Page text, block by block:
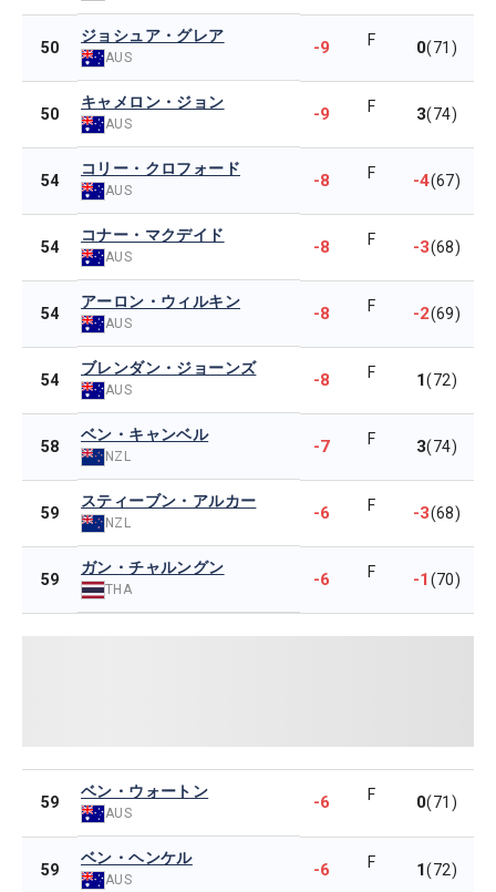
50
ジョシュア・グレア
AUS -9 F 0(71)
50
キャメロン・ジョン
AUS -9 F 3(74)
54
コリー・クロフォード
AUS -8 F -4(67)
54
コナー・マクデイド
AUS -8 F -3(68)
54
アーロン・ウィルキン
AUS -8 F -2(69)
54
ブレンダン・ジョーンズ
AUS -8 F 1(72)
58
ベン・キャンベル
NZL -7 F 3(74)
59
スティーブン・アルカー
NZL -6 F -3(68)
59
ガン・チャルングン
THA -6 F -1(70)
59
ベン・ウォートン
AUS
-6 F 0(71)
59
ベン・ヘンケル
AUS -6 F 1(72)